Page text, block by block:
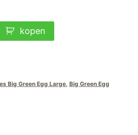
kopen
Big Green Egg Large, Big Green Egg